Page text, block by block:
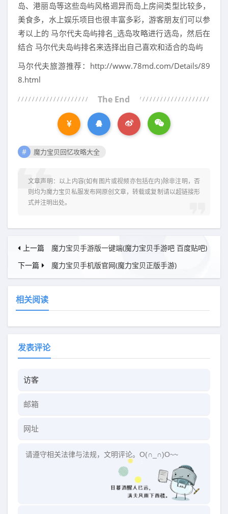
岛、港丽岛等这些岛屿风格迵异而岛上房间类型比较多，
美食多，水上娱乐项目也很丰富多彩，游客朋友们可以参
考以上的 马尔代夫岛屿排名_选岛攻略进行选岛，然后在
结合 马尔代夫岛屿排名来选择出自己喜欢和适合的岛屿
马尔代夫旅游推荐：http://www.78md.com/Details/89
8.html
The End
魔力宝贝回忆攻略大全
文章声明：以上内容(如有图片或视频亦包括在内)除非注明，否
则均为魔力宝贝私服发布网原创文章，转载或复制请以超链接形
式并注明出处。
上一篇
魔力宝贝手游版一键端(魔力宝贝手游吧 百度贴吧)
下一篇
魔力宝贝手机版官网(魔力宝贝正版手游)
相关阅读
发表评论